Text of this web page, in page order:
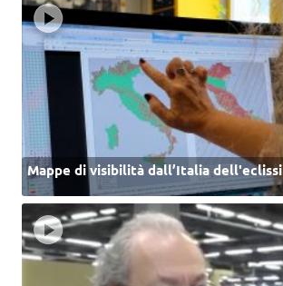
Mappe di visibilità dall’Italia